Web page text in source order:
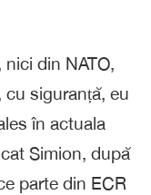
din NATO,
cu siguranță, eu
în actuala
Simion, după
parte din ECR